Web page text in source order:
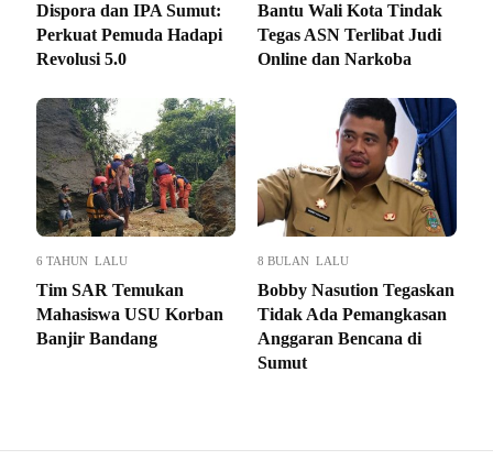
Dispora dan IPA Sumut:
Perkuat Pemuda Hadapi
Revolusi 5.0
Bantu Wali Kota Tindak
Tegas ASN Terlibat Judi
Online dan Narkoba
6 TAHUN LALU
Tim SAR Temukan
Mahasiswa USU Korban
Banjir Bandang
8 BULAN LALU
Bobby Nasution Tegaskan
Tidak Ada Pemangkasan
Anggaran Bencana di
Sumut